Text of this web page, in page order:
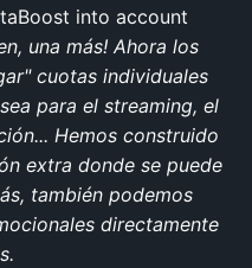
into account
una más! Ahora los
cuotas individuales
para el streaming, el
Hemos construido
extra donde se puede
también podemos
directamente